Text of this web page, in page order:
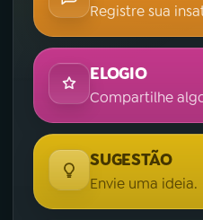
Registre sua
ELOGIO
Compartilhe
SUGESTÃO
Envie uma ideia.